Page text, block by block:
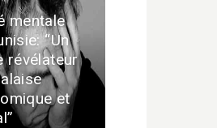
mentale
“Un
révélateur
et